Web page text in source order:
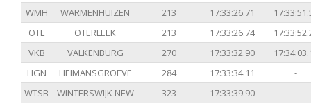
WMH
WARMENHUIZEN 213 17:33:26.71
OTL
OTERLEEK 213 17:33:26.74
VKB
VALKENBURG 270 17:33:32.90
HGN
HEIMANSGROEVE 284 17:33:34.11
-
WTSB
WINTERSWIJK NEW 323 17:33:39.90
-